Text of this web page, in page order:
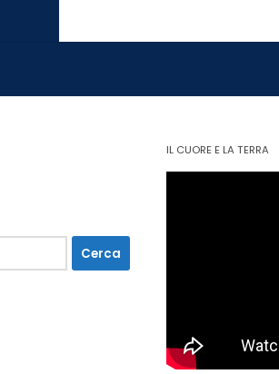
IL CUORE E LA TERRA